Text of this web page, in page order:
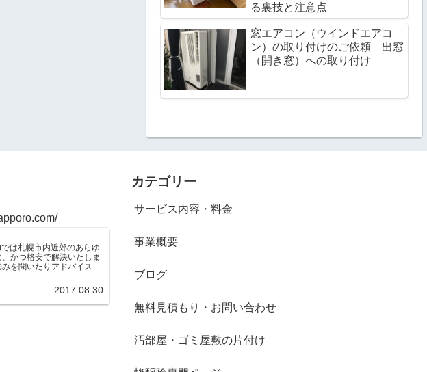
る裏技と注意点
窓エアコン（ウインドエアコ
ン）の取り付けのご依頼 出窓
（開き窓）への取り付け
は札幌市内近郊のあらゆ
かつ格安で解決いたしま
を聞いたりアドバイスさ
いい仕事をすることが何よ
2017.08.30
カテゴリー
サービス内容・料金
事業概要
ブログ
無料見積もり・お問い合わせ
汚部屋・ゴミ屋敷の片付け